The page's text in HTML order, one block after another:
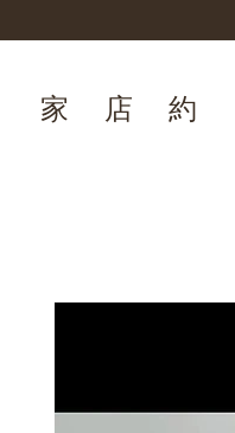
家 店 約